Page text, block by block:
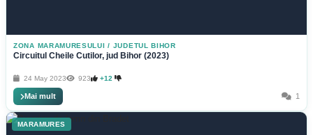
ZONA MARAMURESULUI / JUDETUL BIHOR
Circuitul Cheile Cutilor, jud Bihor (2023)
24 May 2023 923 +12
Mai mult 1
MARAMURES